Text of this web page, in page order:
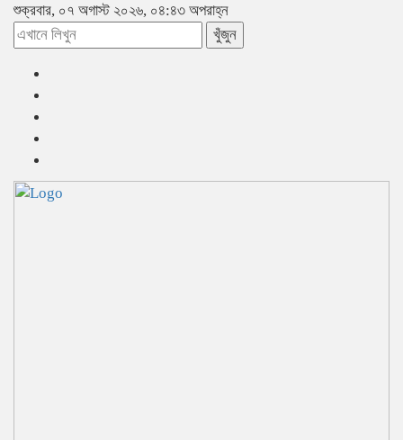
শুক্রবার, ০৭ অগাস্ট ২০২৬, ০৪:৪৩ অপরাহ্ন
খুঁজুন